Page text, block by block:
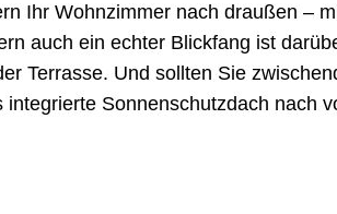
Ihr Wohnzimmer nach draußen –
auch ein echter Blickfang ist
Terrasse. Und sollten Sie
Sonnenschutzdach nach